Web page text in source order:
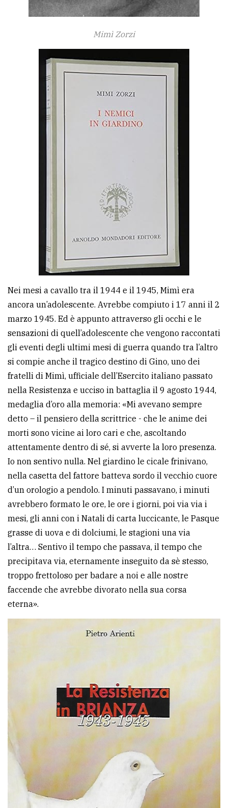
Mimì Zorzi
Nei mesi a cavallo tra il 1944 e il 1945, Mimì era
ancora un’adolescente. Avrebbe compiuto i 17 anni il 2
marzo 1945. Ed è appunto attraverso gli occhi e le
sensazioni di quell’adolescente che vengono raccontati
gli eventi degli ultimi mesi di guerra quando tra l’altro
si compie anche il tragico destino di Gino, uno dei
fratelli di Mimì, ufficiale dell’Esercito italiano passato
nella Resistenza e ucciso in battaglia il 9 agosto 1944,
medaglia d’oro alla memoria: «Mi avevano sempre
detto – il pensiero della scrittrice - che le anime dei
morti sono vicine ai loro cari e che, ascoltando
attentamente dentro di sé, si avverte la loro presenza.
Io non sentivo nulla. Nel giardino le cicale frinivano,
nella casetta del fattore batteva sordo il vecchio cuore
d’un orologio a pendolo. I minuti passavano, i minuti
avrebbero formato le ore, le ore i giorni, poi via via i
mesi, gli anni con i Natali di carta luccicante, le Pasque
grasse di uova e di dolciumi, le stagioni una via
l’altra… Sentivo il tempo che passava, il tempo che
precipitava via, eternamente inseguito da sè stesso,
troppo frettoloso per badare a noi e alle nostre
faccende che avrebbe divorato nella sua corsa
eterna».